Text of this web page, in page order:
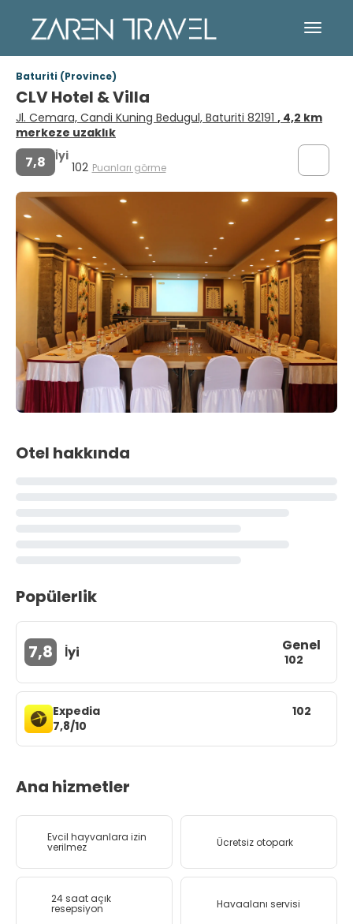
Baturiti (Province)
CLV Hotel & Villa
Jl. Cemara, Candi Kuning Bedugul, Baturiti 82191 , 4,2 km
merkeze uzaklık
7,8 İyi
102 Puanları görme
Otel hakkında
Popülerlik
7,8 İyi Genel
102
Expedia
7,8/10
102
Ana hizmetler
Evcil hayvanlara izin
verilmez Ücretsiz otopark
24 saat açık
resepsiyon Havaalanı servisi